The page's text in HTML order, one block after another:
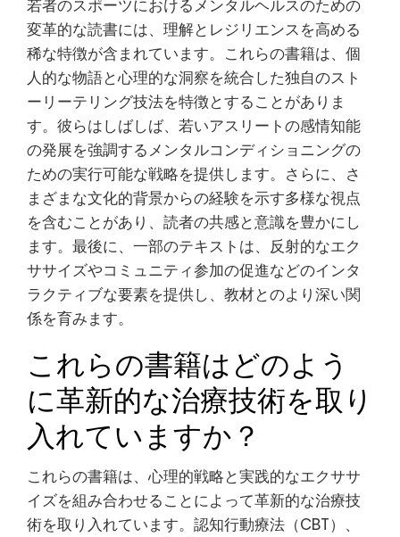
若者のスポーツにおけるメンタルヘルスのための
変革的な読書には、理解とレジリエンスを高める
稀な特徴が含まれています。これらの書籍は、個
人的な物語と心理的な洞察を統合した独自のスト
ーリーテリング技法を特徴とすることがありま
す。彼らはしばしば、若いアスリートの感情知能
の発展を強調するメンタルコンディショニングの
ための実行可能な戦略を提供します。さらに、さ
まざまな文化的背景からの経験を示す多様な視点
を含むことがあり、読者の共感と意識を豊かにし
ます。最後に、一部のテキストは、反射的なエク
ササイズやコミュニティ参加の促進などのインタ
ラクティブな要素を提供し、教材とのより深い関
係を育みます。
これらの書籍はどのよう
に革新的な治療技術を取り
入れていますか？
これらの書籍は、心理的戦略と実践的なエクササ
イズを組み合わせることによって革新的な治療技
術を取り入れています。認知行動療法（CBT）、